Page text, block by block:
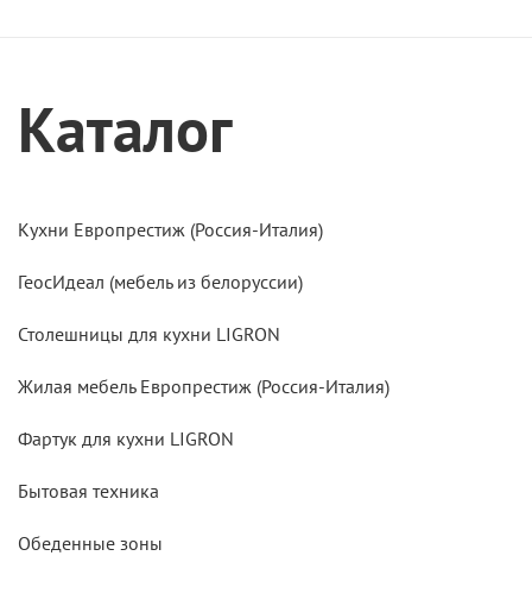
Каталог
Кухни Европрестиж (Россия-Италия)
ГеосИдеал (мебель из белоруссии)
Столешницы для кухни LIGRON
Жилая мебель Европрестиж (Россия-Италия)
Фартук для кухни LIGRON
Бытовая техника
Обеденные зоны